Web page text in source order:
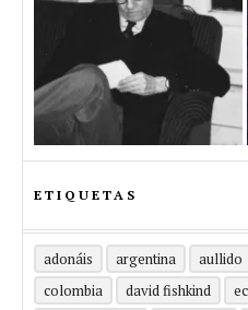
ETIQUETAS
adonáis argentina aullido
colombia
david fishkind